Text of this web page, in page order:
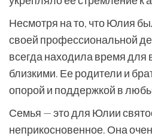
Несмотря на то, что Юлия
своей профессиональной
всегда находила время для
близкими. Ее родители и
опорой и поддержкой в
Семья — это для Юлии
неприкосновенное. Она